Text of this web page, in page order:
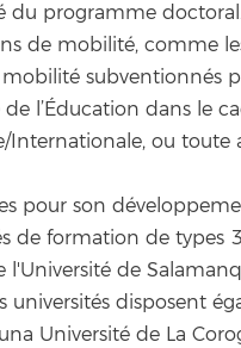
du programme
de mobilité, comme
subventionnés
l’Éducation dans le
Internationale, ou
pour son
de formation de types
de
universités disposent
Université de La